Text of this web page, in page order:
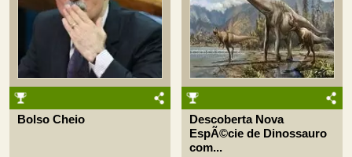
Bolso Cheio
Descoberta Nova
EspÃ©cie de Dinossauro
com...